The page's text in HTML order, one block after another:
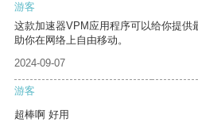
游客
这款加速器VPM应用程序可以给你提供
助你在网络上自由移动。
2024-09-07
游客
超棒啊 好用